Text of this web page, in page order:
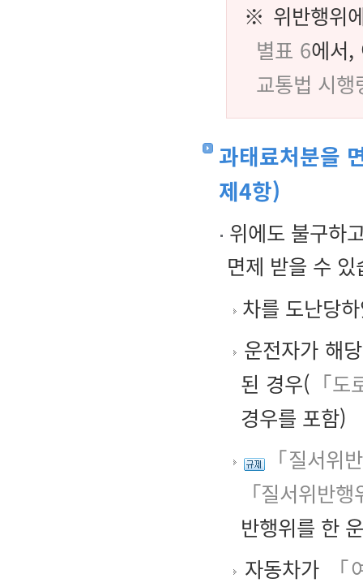
※ 위반행위
별표 6에서,
교통법 시행
과태료처분을
제4항)
위에도 불구하
면제 받을 수
차를 도난당
운전자가 해
된 경우( 「
경우를 포함)
「질서위
「질서위반
반행위를 한
자동차가